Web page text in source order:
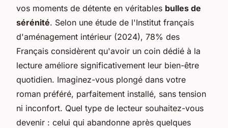
vos moments de détente en véritables bulles de
sérénité. Selon une étude de l'Institut français
d'aménagement intérieur (2024), 78% des
Français considèrent qu'avoir un coin dédié à la
lecture améliore significativement leur bien-être
quotidien. Imaginez-vous plongé dans votre
roman préféré, parfaitement installé, sans tension
ni inconfort. Quel type de lecteur souhaitez-vous
devenir : celui qui abandonne après quelques